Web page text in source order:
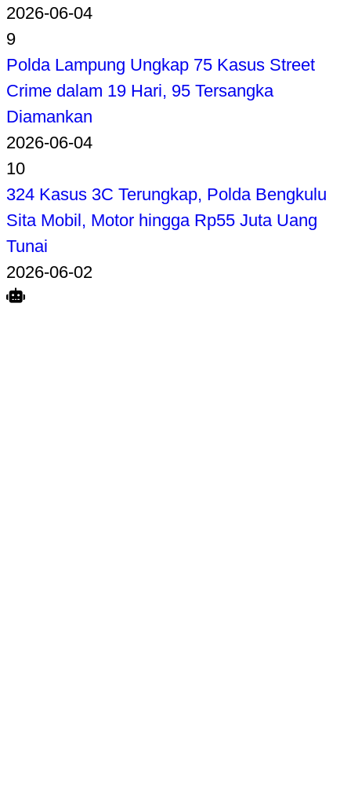
2026-06-04
9
Polda Lampung Ungkap 75 Kasus Street
Crime dalam 19 Hari, 95 Tersangka
Diamankan
2026-06-04
10
324 Kasus 3C Terungkap, Polda Bengkulu
Sita Mobil, Motor hingga Rp55 Juta Uang
Tunai
2026-06-02